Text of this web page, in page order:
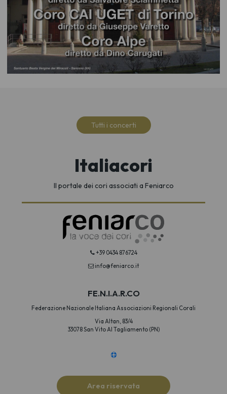
Tutti i concerti
Italiacori
Il portale dei cori associati a Feniarco
+39 0434 876724
info@feniarco.it
FE.N.I.A.R.CO
Federazione Nazionale Italiana Associazioni Regionali Corali
Via Altan, 83/4
33078 San Vito Al Tagliamento (PN)
Area riservata